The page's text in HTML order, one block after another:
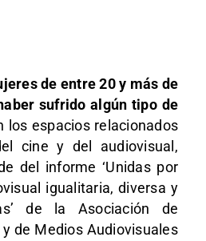
de entre 20 y más de
sufrido algún tipo de
los espacios relacionados
cine y del audiovisual,
del informe ‘Unidas por
igualitaria, diversa y
de la Asociación de
de Medios Audiovisuales